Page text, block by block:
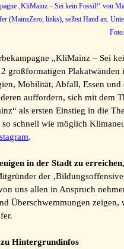
‚KliMainz – Sei kein Fossil!‘ von
(MainzZero, links), selbst Hand an.
„KliMainz – Sei
großformatigen
Mobilität, Abfall, Essen
auffordern, sich mit dem
als ersten Einstieg in die
so schnell wie möglich
.
in der Stadt zu
der
uns allen in Anspruch
Überschwemmungen
Hintergrundinfos